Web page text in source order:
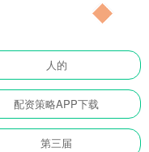
人的
配资策略APP下载
第三届